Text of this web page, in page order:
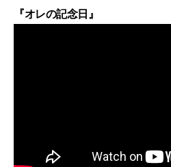
『オレの記念日』